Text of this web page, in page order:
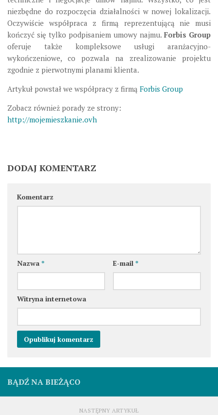
niezbędne do rozpoczęcia działalności w nowej lokalizacji.
Oczywiście współpraca z firmą reprezentującą nie musi
kończyć się tylko podpisaniem umowy najmu. Forbis Group
oferuje także kompleksowe usługi aranżacyjno-
wykończeniowe, co pozwala na zrealizowanie projektu
zgodnie z pierwotnymi planami klienta.
Artykuł powstał we współpracy z firmą Forbis Group
Zobacz również porady ze strony:
http://mojemieszkanie.ovh
DODAJ KOMENTARZ
Komentarz
Nazwa * E-mail *
Witryna internetowa
BĄDŹ NA BIEŻĄCO
NASTĘPNY ARTYKUŁ